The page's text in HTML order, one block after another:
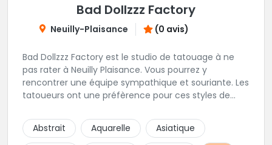
Bad Dollzzz Factory
Neuilly-Plaisance (0 avis)
Bad Dollzzz Factory est le studio de tatouage à ne
pas rater à Neuilly Plaisance. Vous pourrez y
rencontrer une équipe sympathique et souriante. Les
tatoueurs ont une préfèrence pour ces styles de
culture et traits fins. Foncez !
Abstrait Aquarelle
Asiatique